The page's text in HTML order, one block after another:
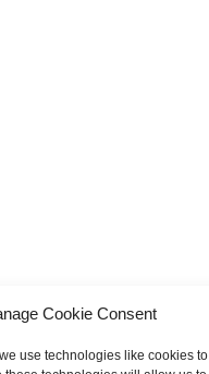
Cookie Consent
use technologies like cookies